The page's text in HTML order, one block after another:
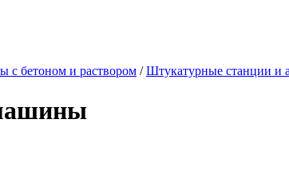
с бетоном и раствором /Штукатурные станции и